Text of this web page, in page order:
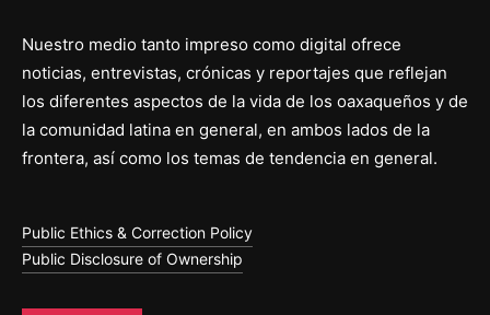
Nuestro medio tanto impreso como digital ofrece
noticias, entrevistas, crónicas y reportajes que reflejan
los diferentes aspectos de la vida de los oaxaqueños y de
la comunidad latina en general, en ambos lados de la
frontera, así como los temas de tendencia en general.
Public Ethics & Correction Policy
Public Disclosure of Ownership